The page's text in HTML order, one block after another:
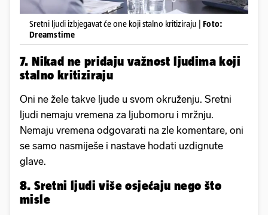
Sretni ljudi izbjegavat će one koji stalno kritiziraju | Foto:
Dreamstime
7. Nikad ne pridaju važnost ljudima koji
stalno kritiziraju
Oni ne žele takve ljude u svom okruženju. Sretni
ljudi nemaju vremena za ljubomoru i mržnju.
Nemaju vremena odgovarati na zle komentare, oni
se samo nasmiješe i nastave hodati uzdignute
glave.
8. Sretni ljudi više osjećaju nego što
misle